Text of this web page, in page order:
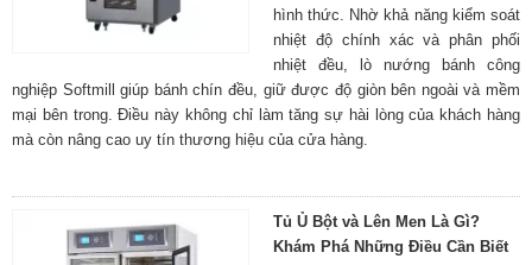
hình thức. Nhờ khả năng kiểm soát
nhiệt độ chính xác và phân phối
nhiệt đều, lò nướng bánh công
nghiệp Softmill giúp bánh chín đều, giữ được độ giòn bên ngoài và mềm
mại bên trong. Điều này không chỉ làm tăng sự hài lòng của khách hàng
mà còn nâng cao uy tín thương hiệu của cửa hàng.
Tủ Ủ Bột và Lên Men Là Gì?
Khám Phá Những Điều Cần Biết